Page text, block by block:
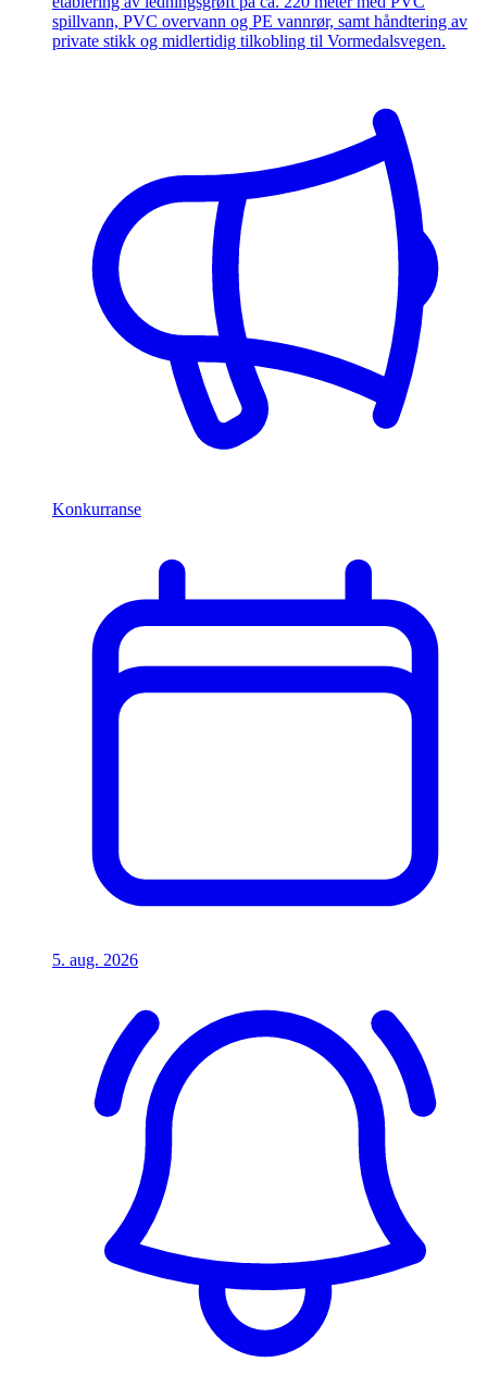
spillvann, PVC overvann og PE vannrør, samt håndtering av
private stikk og midlertidig tilkobling til Vormedalsvegen.
Konkurranse
5. aug. 2026